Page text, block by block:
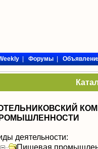
|Форумы|
деятельности:
Пищевая